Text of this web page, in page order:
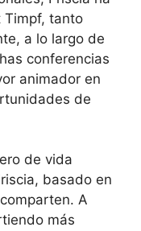
Timpf, tanto
a lo largo de
conferencias
animador en
de
de vida
basado en
A
más